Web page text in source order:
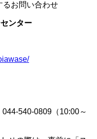
るお問い合わせ
ンター
0809（10:00～